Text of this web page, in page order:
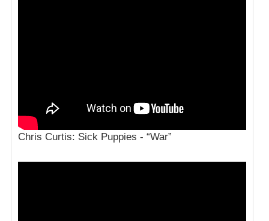
Chris Curtis: Sick Puppies - “War”